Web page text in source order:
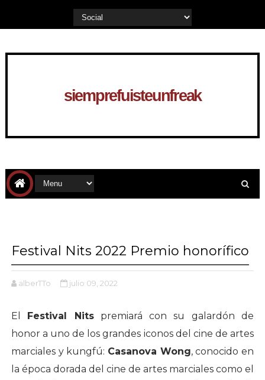
siemprefuisteunfreak
Festival Nits 2022 Premio honorífico
alberTTo julio 09, 2022
El Festival Nitspremiará con su galardón de
honor a uno de los grandes iconos del cine de artes
marciales y kungfú: Casanova Wong, conocido en
la época dorada del cine de artes marciales como el